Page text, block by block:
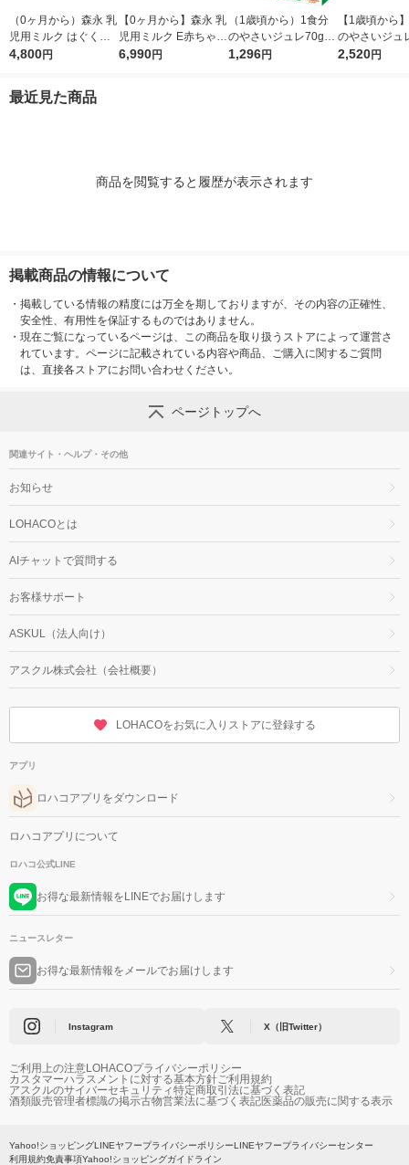
（0ヶ月から）森永 乳
児用ミルク はぐくみ
エコらくパックつめか
乳業 粉ミルク（イチ
4,800円
【0ヶ月から】森永 乳
児用ミルク E赤ちゃん
エコらくパックつめか
6,990円
（1歳頃から）1食分
のやさいジュレ70g×6
袋 アソート品 1箱 森
1,296円
【1歳頃から
のやさいジュ
袋 アソート品
2,520円
最近見た商品
商品を閲覧すると履歴が表示されます
掲載商品の情報について
・ 掲載している情報の精度には万全を期しておりますが、その内容の正確性、
安全性、有用性を保証するものではありません。
・ 現在ご覧になっているページは、この商品を取り扱うストアによって運営さ
れています。ページに記載されている内容や商品、ご購入に関するご質問
は、直接各ストアにお問い合わせください。
ページトップへ
関連サイト・ヘルプ・その他
お知らせ
LOHACOとは
AIチャットで質問する
お客様サポート
ASKUL（法人向け）
アスクル株式会社（会社概要）
LOHACOをお気に入りストアに登録する
アプリ
ロハコアプリをダウンロード
ロハコアプリについて
ロハコ公式LINE
お得な最新情報をLINEでお届けします
ニュースレター
お得な最新情報をメールでお届けします
Instagram X（旧Twitter）
ご利用上の注意LOHACOプライバシーポリシー
カスタマーハラスメントに対する基本方針ご利用規約
アスクルのサイバーセキュリティ特定商取引法に基づく表記
酒類販売管理者標識の掲示古物営業法に基づく表記医薬品の販売に関する表示
Yahoo!ショッピングLINEヤフープライバシーポリシーLINEヤフープライバシーセンター
利用規約免責事項Yahoo!ショッピングガイドライン